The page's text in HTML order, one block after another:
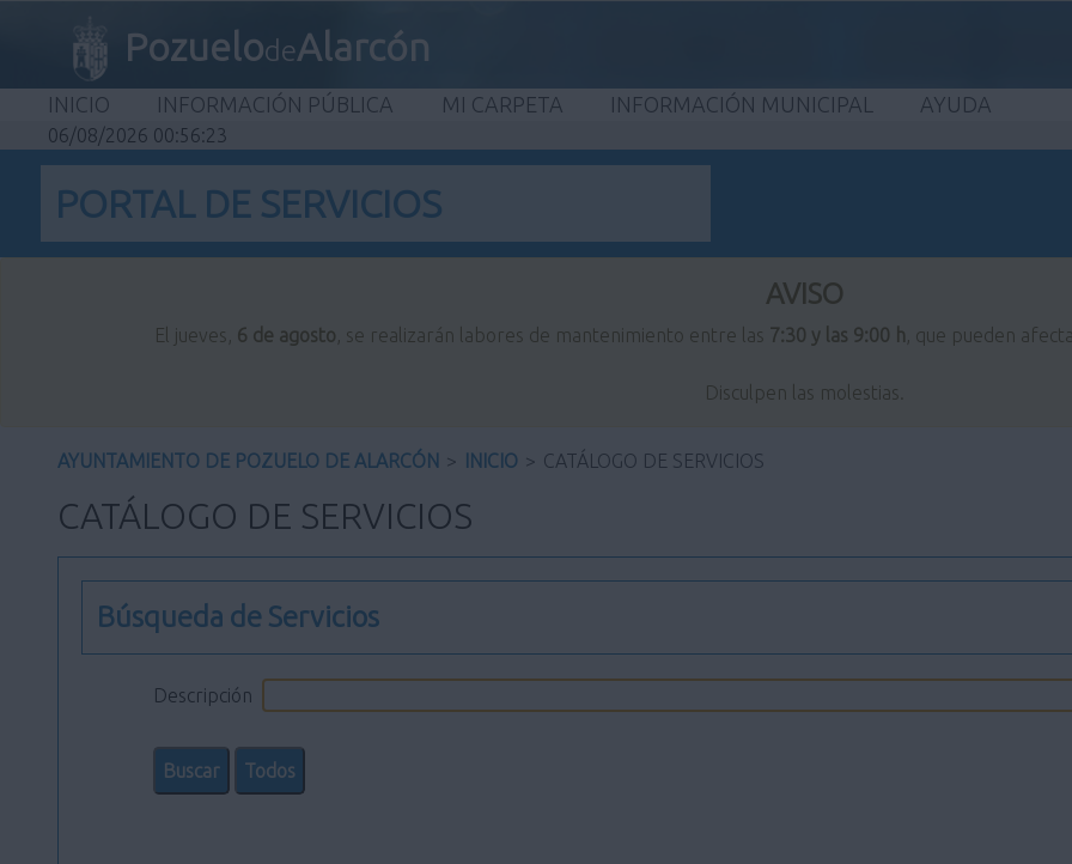
PozuelodeAlarcón
INICIO INFORMACIÓN PÚBLICA MI CARPETA INFORMACIÓN MUNICIPAL AYUDA
06/08/2026 00:56:24
PORTAL DE SERVICIOS
AVISO
El jueves, 6 de agosto, se realizarán labores de mantenimiento entre las 7:30 y las 9:00 h, que pueden
Disculpen las molestias.
AYUNTAMIENTO DE POZUELO DE ALARCÓN > INICIO > CATÁLOGO DE SERVICIOS
CATÁLOGO DE SERVICIOS
Búsqueda de Servicios
Descripción